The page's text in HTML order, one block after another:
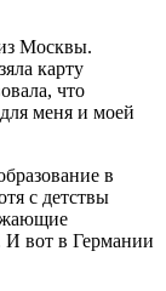
Москвы.
карту
что
меня и моей
в
с детствы
И вот в Германии